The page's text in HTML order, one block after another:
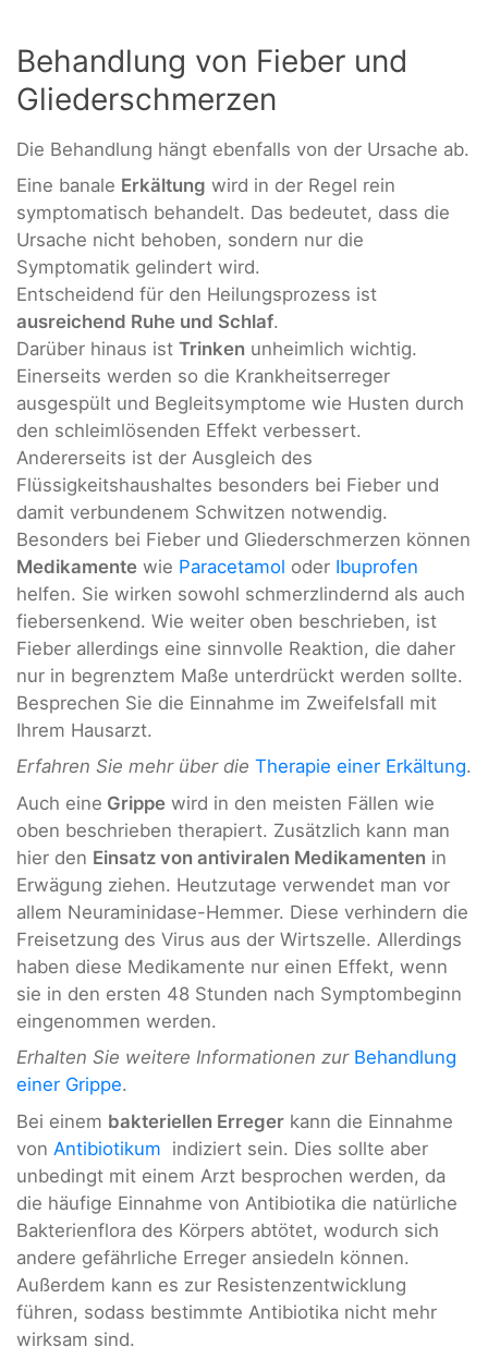
Behandlung von Fieber und
Gliederschmerzen
Die Behandlung hängt ebenfalls von der Ursache ab.
Eine banale Erkältung wird in der Regel rein
symptomatisch behandelt. Das bedeutet, dass die
Ursache nicht behoben, sondern nur die
Symptomatik gelindert wird.
Entscheidend für den Heilungsprozess ist
ausreichend Ruhe und Schlaf.
Darüber hinaus ist Trinken unheimlich wichtig.
Einerseits werden so die Krankheitserreger
ausgespült und Begleitsymptome wie Husten durch
den schleimlösenden Effekt verbessert.
Andererseits ist der Ausgleich des
Flüssigkeitshaushaltes besonders bei Fieber und
damit verbundenem Schwitzen notwendig.
Besonders bei Fieber und Gliederschmerzen können
Medikamente wie Paracetamol oder Ibuprofen
helfen. Sie wirken sowohl schmerzlindernd als auch
fiebersenkend. Wie weiter oben beschrieben, ist
Fieber allerdings eine sinnvolle Reaktion, die daher
nur in begrenztem Maße unterdrückt werden sollte.
Besprechen Sie die Einnahme im Zweifelsfall mit
Ihrem Hausarzt.
Erfahren Sie mehr über die Therapie einer Erkältung.
Auch eine Grippe wird in den meisten Fällen wie
oben beschrieben therapiert. Zusätzlich kann man
hier den Einsatz von antiviralen Medikamenten in
Erwägung ziehen. Heutzutage verwendet man vor
allem Neuraminidase-Hemmer. Diese verhindern die
Freisetzung des Virus aus der Wirtszelle. Allerdings
haben diese Medikamente nur einen Effekt, wenn
sie in den ersten 48 Stunden nach Symptombeginn
eingenommen werden.
Erhalten Sie weitere Informationen zur Behandlung
einer Grippe.
Bei einem bakteriellen Erreger kann die Einnahme
von Antibiotikum indiziert sein. Dies sollte aber
unbedingt mit einem Arzt besprochen werden, da
die häufige Einnahme von Antibiotika die natürliche
Bakterienflora des Körpers abtötet, wodurch sich
andere gefährliche Erreger ansiedeln können.
Außerdem kann es zur Resistenzentwicklung
führen, sodass bestimmte Antibiotika nicht mehr
wirksam sind.